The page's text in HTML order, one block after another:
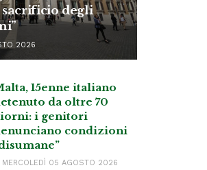
degli
2026
15enne italiano
da oltre 70
i genitori
condizioni
MERCOLEDÌ 05 AGOSTO 2026